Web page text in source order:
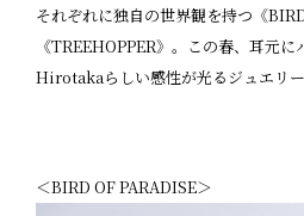
それぞれに独自の世界観を持つ《
《TREEHOPPER》。この春、耳元に
Hirotakaらしい感性が光るジュエリー
＜BIRD OF PARADISE＞